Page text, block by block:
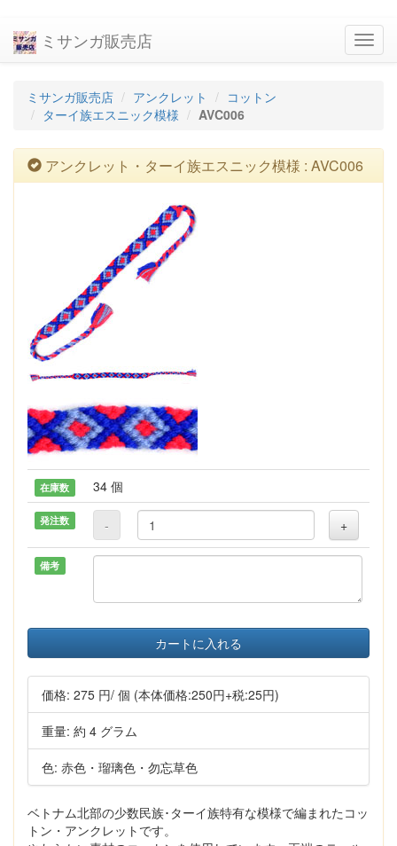
ミサンガ販売店
ミサンガ販売店 アンクレット
コットン
ターイ族エスニック模様
AVC006
アンクレット・ターイ族エスニック模様 : AVC006
在庫数 34 個
発注数 - +
備考
カートに入れる
価格: 275 円/ 個 (本体価格:250円+税:25円)
重量: 約 4 グラム
色: 赤色・瑠璃色・勿忘草色
ベトナム北部の少数民族･ターイ族特有な模様で編まれたコッ
トン・アンクレットです。